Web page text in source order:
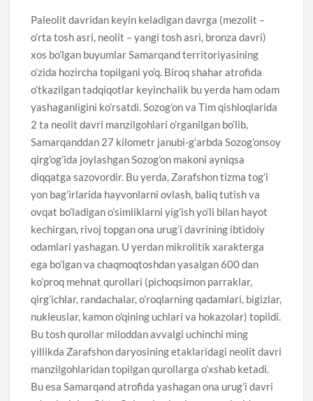
Paleolit davridan keyin keladigan davrga (mezolit –
o’rta tosh asri, neolit – yangi tosh asri, bronza davri)
xos bo’lgan buyumlar Samarqand territoriyasining
o’zida hozircha topilgani yo’q. Biroq shahar atrofida
o’tkazilgan tadqiqotlar keyinchalik bu yerda ham odam
yashaganligini ko’rsatdi. Sozog’on va Tim qishloqlarida
2 ta neolit davri manzilgohlari o’rganilgan bo’lib,
Samarqanddan 27 kilometr janubi-g’arbda Sozog’onsoy
qirg’og’ida joylashgan Sozog’on makoni ayniqsa
diqqatga sazovordir. Bu yerda, Zarafshon tizma tog’i
yon bag’irlarida hayvonlarni ovlash, baliq tutish va
ovqat bo’ladigan o’simliklarni yig’ish yo’li bilan hayot
kechirgan, rivoj topgan ona urug’i davrining ibtidoiy
odamlari yashagan. U yerdan mikrolitik xarakterga
ega bo’lgan va chaqmoqtoshdan yasalgan 600 dan
ko’proq mehnat qurollari (pichoqsimon parraklar,
qirg’ichlar, randachalar, o’roqlarning qadamlari, bigizlar,
nukleuslar, kamon o’qining uchlari va hokazolar) topildi.
Bu tosh qurollar miloddan avvalgi uchinchi ming
yillikda Zarafshon daryosining etaklaridagi neolit davri
manzilgohlaridan topilgan qurollarga o’xshab ketadi.
Bu esa Samarqand atrofida yashagan ona urug’i davri